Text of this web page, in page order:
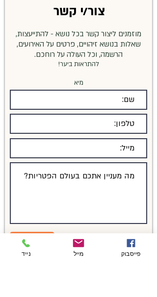
צור/י קשר
מוזמנים ליצור קשר בכל נושא - להתייעצות,
שאלות בנושא זיהויים, פרטים על האירועים,
הרשמה, וכל העולה על רוחכם.
להתראות ביער!
מיא
שלח/י
נייד מייל פייסבוק